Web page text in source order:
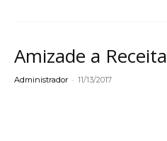
Amizade a Receita
Administrador - 11/13/2017